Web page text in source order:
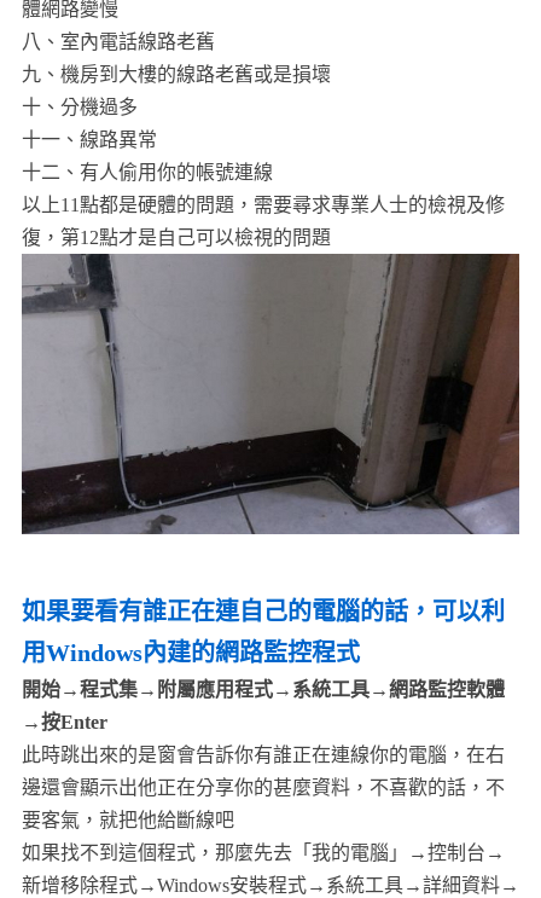
體網路變慢
八、室內電話線路老舊
九、機房到大樓的線路老舊或是損壞
十、分機過多
十一、線路異常
十二、有人偷用你的帳號連線
以上11點都是硬體的問題，需要尋求專業人士的檢視及修
復，第12點才是自己可以檢視的問題
如果要看有誰正在連自己的電腦的話，可以利
用Windows內建的網路監控程式
開始→程式集→附屬應用程式→系統工具→網路監控軟體
→按Enter
此時跳出來的是窗會告訴你有誰正在連線你的電腦，在右
邊還會顯示出他正在分享你的甚麼資料，不喜歡的話，不
要客氣，就把他給斷線吧
如果找不到這個程式，那麼先去「我的電腦」→控制台→
新增移除程式→Windows安裝程式→系統工具→詳細資料→